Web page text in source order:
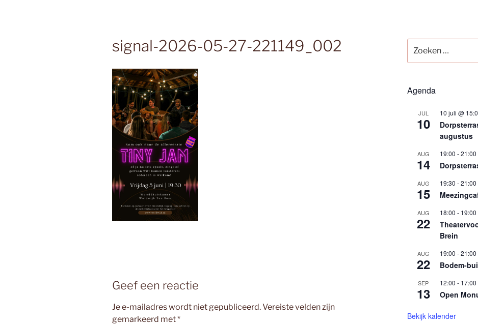
signal-2026-05-27-221149_002
Geef een reactie
Je e-mailadres wordt niet gepubliceerd.Vereiste velden zijn
gemarkeerd met*
naar:
Agenda
JUL
10
10 juli @
augustus
AUG
14
19:00 -21:00
AUG
15
19:30 -21:00
AUG
22
18:00 - 19:00
Brein
AUG
22
19:00 -21:00
Bodem-
SEP
13
12:00 - 17:00
Open
Bekijk kalender